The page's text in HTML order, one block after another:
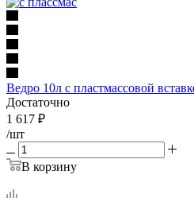
Ведро 10л с пластмассовой
Достаточно
1 617 ₽
/шт
В корзину